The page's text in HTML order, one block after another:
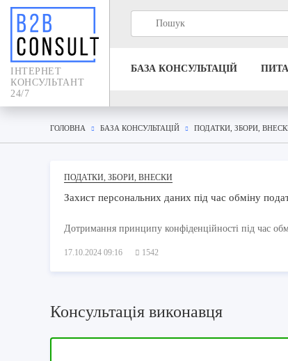
IНТЕРНЕТ
КОНСУЛЬТАНТ
24/7
БАЗА КОНСУЛЬТАЦIЙ
ГОЛОВНА БАЗА КОНСУЛЬТАЦIЙ ПОДАТКИ, ЗБОРИ,
ПОДАТКИ, ЗБОРИ, ВНЕСКИ
Захист персональних даних під час обміну
Дотримання принципу конфіденційності під час
17.10.2024 09:16 1542
Консультація виконавця